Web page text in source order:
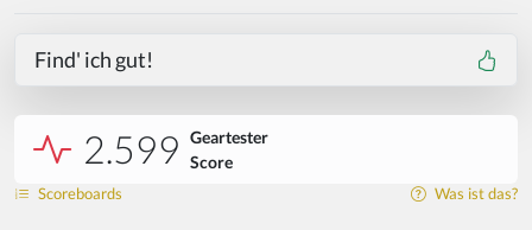
Find' ich gut!
2.599 Geartester
Score
Scoreboards Was ist das?